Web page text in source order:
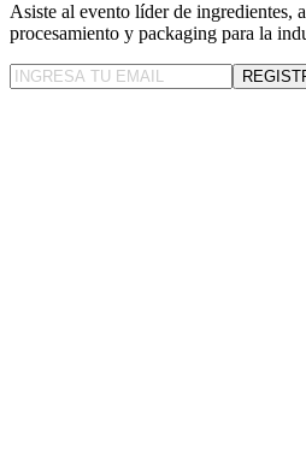
Asiste al evento líderde ingredientes,
procesamiento y packaging para la